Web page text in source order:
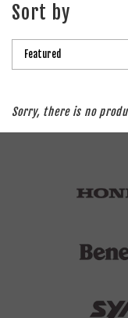
Sort by
Sorry, there is no